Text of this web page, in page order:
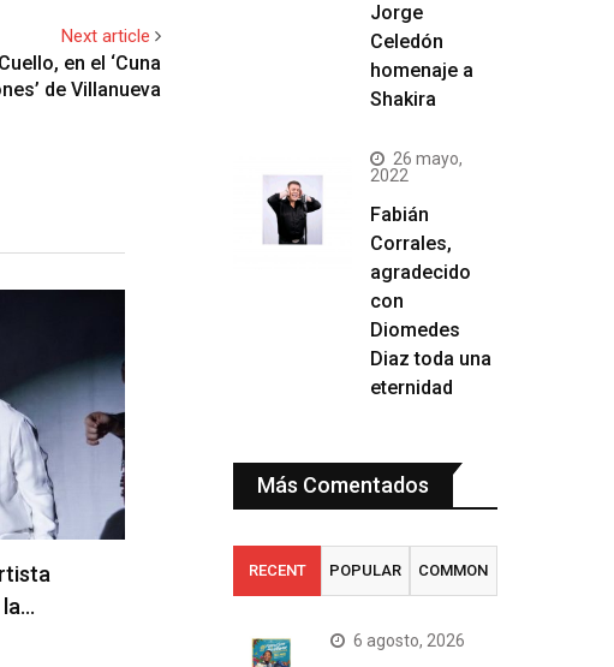
Next article
en el ‘Cuna
de Villanueva
Jorge
Celedón
homenaje a
Shakira
26 mayo,
2022
Fabián
Corrales,
agradecido
con
Diomedes
Diaz toda una
eternidad
Más Comentados
RECENT POPULAR COMMON
6 agosto, 2026